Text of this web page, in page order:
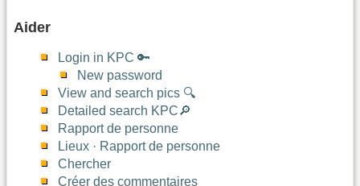
Aider
Login in KPC 🔑
New password
View and search pics 🔍
Detailed search KPC🔎
Rapport de personne
Lieux · Rapport de personne
Chercher
Créer des commentaires